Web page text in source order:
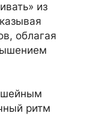
из
облагая
ритм